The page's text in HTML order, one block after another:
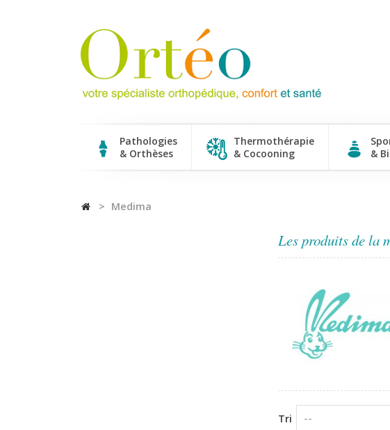
Pathologies
& Orthèses
Thermothérapie
& Cocooning
&
> Medima
Les produits de la
Tri --